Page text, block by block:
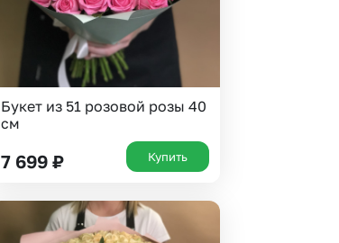
Букет из 51 розовой розы 40
см
7 699 ₽ Купить